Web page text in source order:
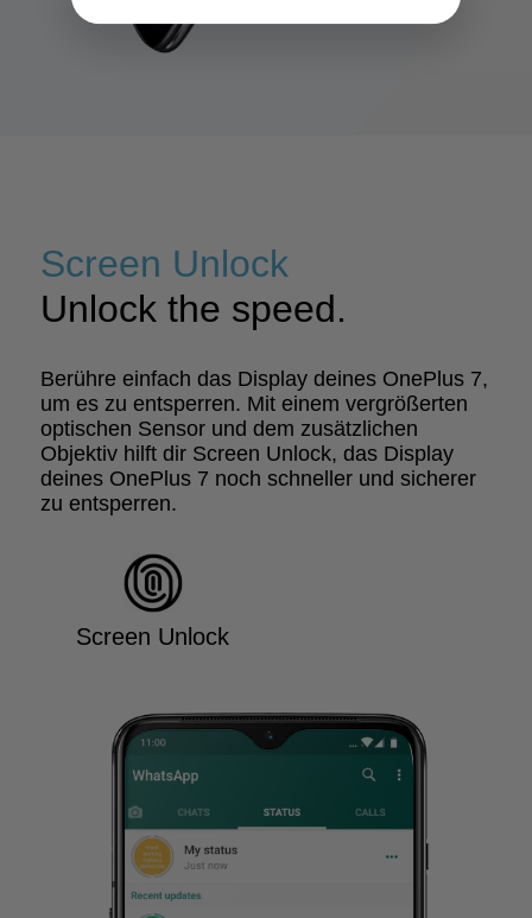
Screen Unlock
Unlock the speed.
Berühre einfach das Display deines OnePlus 7,
um es zu entsperren. Mit einem vergrößerten
optischen Sensor und dem zusätzlichen
Objektiv hilft dir Screen Unlock, das Display
deines OnePlus 7 noch schneller und sicherer
zu entsperren.
Screen Unlock